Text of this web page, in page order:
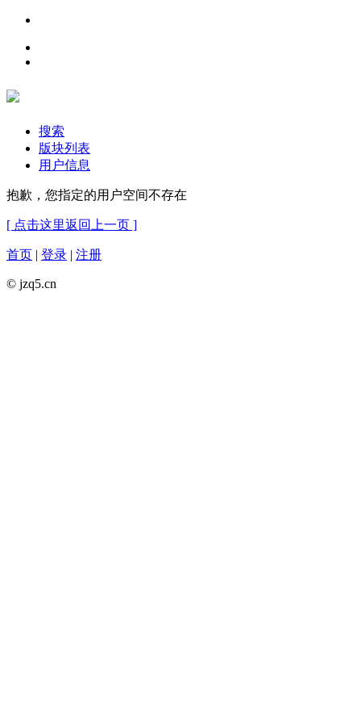
搜索
版块列表
用户信息
抱歉，您指定的用户空间不存在
[ 点击这里返回上一页 ]
首页 | 登录 | 注册
© jzq5.cn